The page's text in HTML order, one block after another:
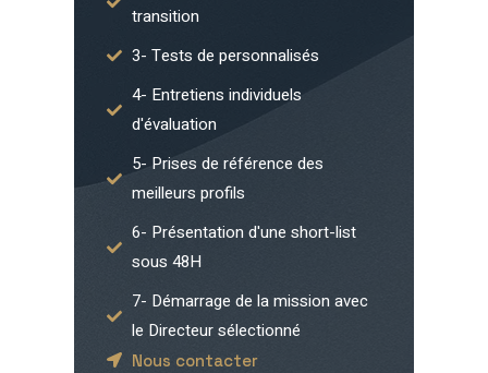
transition
3- Tests de personnalisés
4- Entretiens individuels
d'évaluation
5- Prises de référence des
meilleurs profils
6- Présentation d'une short-list
sous 48H
7- Démarrage de la mission avec
le Directeur sélectionné
Nous contacter